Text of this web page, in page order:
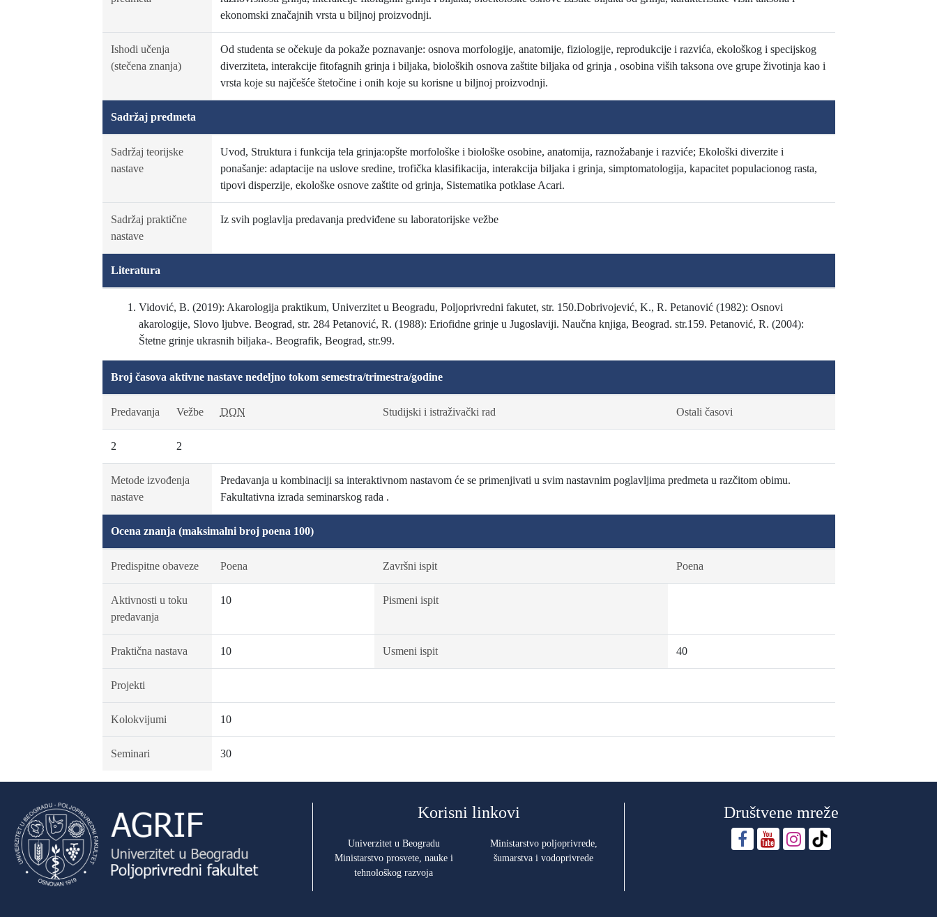
ekonomski značajnih vrsta u biljnoj proizvodnji.
Ishodi učenja
(stečena znanja)
Od studenta se očekuje da pokaže poznavanje: osnova morfologije, anatomije, fiziologije, reprodukcije i razvića, ekološkog i specijskog
diverziteta, interakcije fitofagnih grinja i biljaka, bioloških osnova zaštite biljaka od grinja , osobina viših taksona ove grupe životinja kao i
vrsta koje su najčešće štetočine i onih koje su korisne u biljnoj proizvodnji.
Sadržaj predmeta
Sadržaj teorijske
nastave
Uvod, Struktura i funkcija tela grinja:opšte morfološke i biološke osobine, anatomija, raznožabanje i razviće; Ekološki diverzite i
ponašanje: adaptacije na uslove sredine, trofička klasifikacija, interakcija biljaka i grinja, simptomatologija, kapacitet populacionog rasta,
tipovi disperzije, ekološke osnove zaštite od grinja, Sistematika potklase Acari.
Sadržaj praktične
nastave
Iz svih poglavlja predavanja predviđene su laboratorijske vežbe
Literatura
Vidović, B. (2019): Akarologija praktikum, Univerzitet u Beogradu, Poljoprivredni fakutet, str. 150.Dobrivojević, K., R. Petanović (1982): Osnovi
akarologije, Slovo ljubve. Beograd, str. 284 Petanović, R. (1988): Eriofidne grinje u Jugoslaviji. Naučna knjiga, Beograd. str.159. Petanović, R. (2004):
Štetne grinje ukrasnih biljaka-. Beografik, Beograd, str.99.
Broj časova aktivne nastave nedeljno tokom semestra/trimestra/godine
Predavanja Vežbe DON Studijski i istraživački rad Ostali časovi
2 2
Metode izvođenja
nastave
Predavanja u kombinaciji sa interaktivnom nastavom će se primenjivati u svim nastavnim poglavljima predmeta u razčitom obimu.
Fakultativna izrada seminarskog rada .
Ocena znanja (maksimalni broj poena 100)
Predispitne obaveze Poena Završni ispit Poena
Aktivnosti u toku
predavanja
10 Pismeni ispit
Praktična nastava 10 Usmeni ispit 40
Projekti
Kolokvijumi 10
Seminari 30
Korisni linkovi
Univerzitet u Beogradu
Ministarstvo prosvete, nauke i
tehnološkog razvoja
Ministarstvo poljoprivrede,
šumarstva i vodoprivrede
Društvene mreže